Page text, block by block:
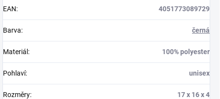
EAN: 4051773089729
Barva: černá
Materiál : 100% polyester
Pohlaví: unisex
Rozměry: 17 x 16 x 4